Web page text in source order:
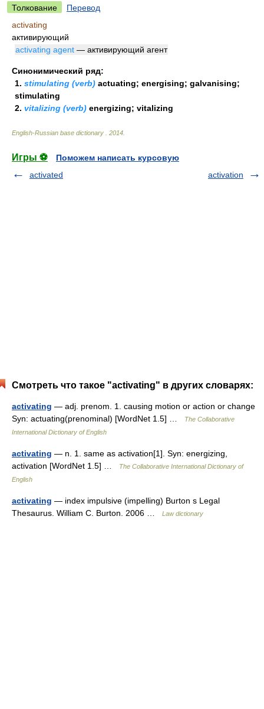
Толкование
Перевод
activating
активирующий
activating agent — активирующий агент
Синонимический ряд:
1. stimulating (verb) actuating; energising; galvanising;
stimulating
2. vitalizing (verb) energizing; vitalizing
English-Russian base dictionary 2014
Игры ⚽
Поможем написать курсовую
activated
activation
Смотреть что такое "activating" в других словарях:
activating — adj. prenom. 1. causing motion or action or change
Syn: actuating(prenominal) [WordNet 1.5] …
The Collaborative
International Dictionary of English
activating — n. 1. same as activation[1]. Syn: energizing,
activation [WordNet 1.5] …
The Collaborative International Dictionary of
English
activating — index impulsive (impelling) Burton s Legal
Thesaurus. William C. Burton. 2006 …
Law dictionary